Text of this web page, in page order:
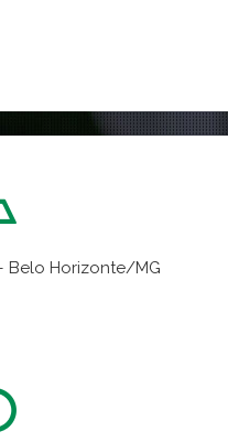
Belo Horizonte/MG